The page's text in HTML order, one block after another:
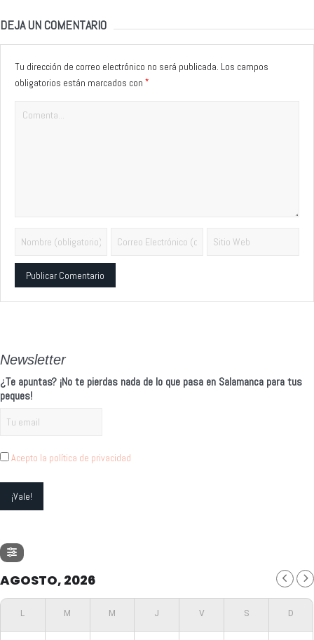
DEJA UN COMENTARIO
Tu dirección de correo electrónico no será publicada. Los campos
obligatorios están marcados con *
Newsletter
¿Te apuntas? ¡No te pierdas nada de lo que pasa en Salamanca para tus
peques!
Acepto la política de privacidad
AGOSTO, 2026